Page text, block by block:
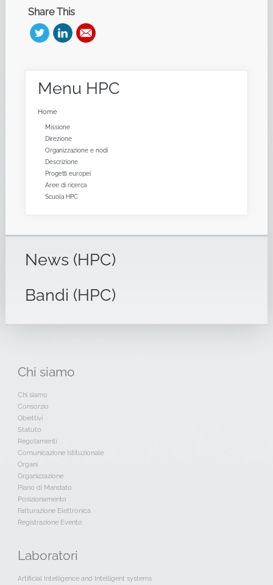
Share This
Menu HPC
Home
Missione
Direzione
Organizzazione e nodi
Descrizione
Progetti europei
Aree di ricerca
Scuola HPC
News (HPC)
Bandi (HPC)
Chi siamo
Chi siamo
Consorzio
Obiettivi
Statuto
Regolamenti
Comunicazione Istituzionale
Organi
Organizzazione
Piano di Mandato
Posizionamento
Fatturazione Elettronica
Registrazione Evento
Laboratori
Artificial Intelligence and Intelligent systems